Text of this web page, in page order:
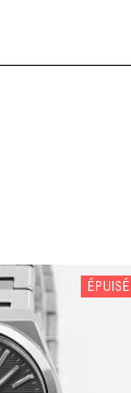
ÉPUISÉ